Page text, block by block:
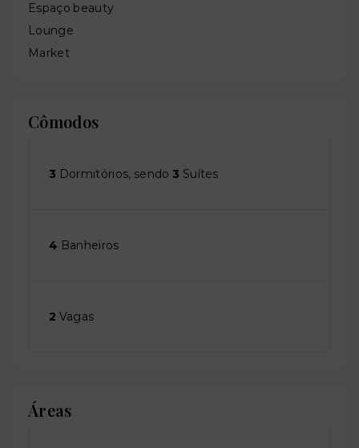
Espaço beauty
Lounge
Market
Cômodos
3 Dormitórios, sendo 3 Suítes
4 Banheiros
2 Vagas
Áreas